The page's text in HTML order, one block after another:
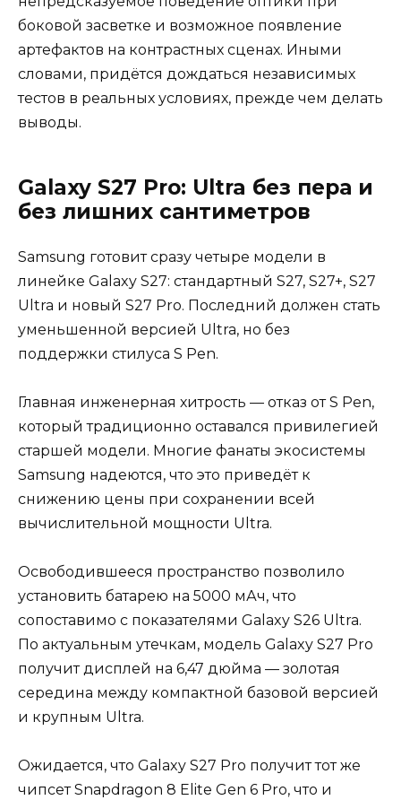
боковой засветке и возможное появление
артефактов на контрастных сценах. Иными
словами, придётся дождаться независимых
тестов в реальных условиях, прежде чем делать
выводы.
Galaxy S27 Pro: Ultra без пера и
без лишних сантиметров
Samsung готовит сразу четыре модели в
линейке Galaxy S27: стандартный S27, S27+, S27
Ultra и новый S27 Pro. Последний должен стать
уменьшенной версией Ultra, но без
поддержки стилуса S Pen.
Главная инженерная хитрость — отказ от S Pen,
который традиционно оставался привилегией
старшей модели. Многие фанаты экосистемы
Samsung надеются, что это приведёт к
снижению цены при сохранении всей
вычислительной мощности Ultra.
Освободившееся пространство позволило
установить батарею на 5000 мАч, что
сопоставимо с показателями Galaxy S26 Ultra.
По актуальным утечкам, модель Galaxy S27 Pro
получит дисплей на 6,47 дюйма — золотая
середина между компактной базовой версией
и крупным Ultra.
Ожидается, что Galaxy S27 Pro получит тот же
чипсет Snapdragon 8 Elite Gen 6 Pro, что и